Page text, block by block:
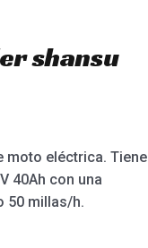
shansu
moto eléctrica. Tiene
40Ah con una
50 millas/h.